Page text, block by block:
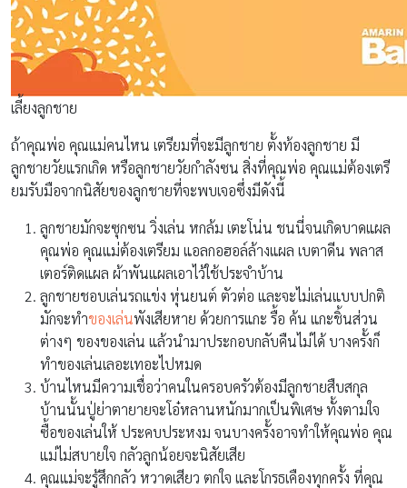
เลี้ยงลูกชาย
ถ้าคุณพ่อ คุณแม่คนไหน เตรียมที่จะมีลูกชาย ตั้งท้องลูกชาย มี
ลูกชายวัยแรกเกิด หรือลูกชายวัยกำลังซน สิ่งที่คุณพ่อ คุณแม่ต้องเตรี
ยมรับมือจากนิสัยของลูกชายที่จะพบเจอซึ่งมีดังนี้
ลูกชายมักจะซุกซน วิ่งเล่น หกล้ม เตะโน่น ชนนี่จนเกิดบาดแผล
คุณพ่อ คุณแม่ต้องเตรียม แอลกอฮอล์ล้างแผล เบตาดีน พลาส
เตอร์ติดแผล ผ้าพันแผลเอาไว้ใช้ประจำบ้าน
ลูกชายชอบเล่นรถแข่ง หุ่นยนต์ ตัวต่อ และจะไม่เล่นแบบปกติ
มักจะทำของเล่นพังเสียหาย ด้วยการแกะ รื้อ ค้น แกะชิ้นส่วน
ต่างๆ ของของเล่น แล้วนำมาประกอบกลับคืนไม่ได้ บางครั้งก็
ทำของเล่นเลอะเทอะไปหมด
บ้านไหนมีความเชื่อว่าคนในครอบครัวต้องมีลูกชายสืบสกุล
บ้านนั้นปู่ย่าตายายจะโอ๋หลานหนักมากเป็นพิเศษ ทั้งตามใจ
ซื้อของเล่นให้ ประคบประหงม จนบางครั้งอาจทำให้คุณพ่อ คุณ
แม่ไม่สบายใจ กลัวลูกน้อยจะนิสัยเสีย
คุณแม่จะรู้สึกกลัว หวาดเสียว ตกใจ และโกรธเคืองทุกครั้ง ที่คุณ